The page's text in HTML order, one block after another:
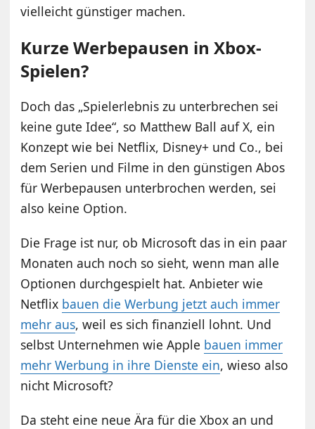
vielleicht günstiger machen.
Kurze Werbepausen in Xbox-
Spielen?
Doch das „Spielerlebnis zu unterbrechen sei
keine gute Idee“, so Matthew Ball auf X, ein
Konzept wie bei Netflix, Disney+ und Co., bei
dem Serien und Filme in den günstigen Abos
für Werbepausen unterbrochen werden, sei
also keine Option.
Die Frage ist nur, ob Microsoft das in ein paar
Monaten auch noch so sieht, wenn man alle
Optionen durchgespielt hat. Anbieter wie
Netflix bauen die Werbung jetzt auch immer
mehr aus, weil es sich finanziell lohnt. Und
selbst Unternehmen wie Apple bauen immer
mehr Werbung in ihre Dienste ein, wieso also
nicht Microsoft?
Da steht eine neue Ära für die Xbox an und